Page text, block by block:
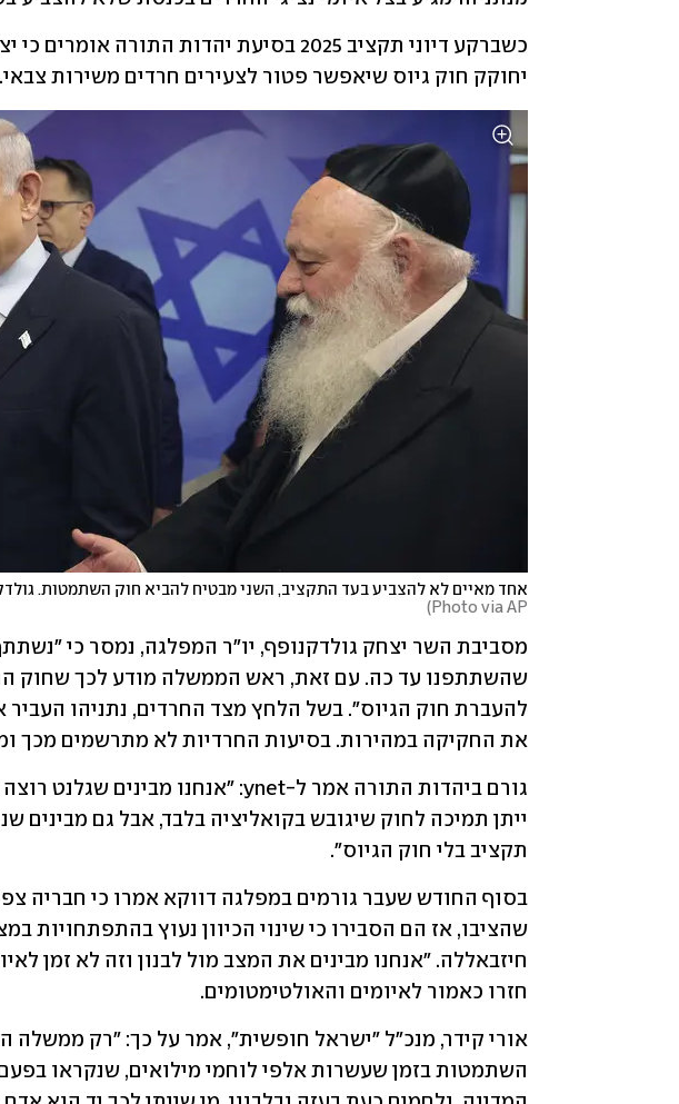
יחוקק חוק גיוס שיאפשר פטור לצעירים חרדים משירות צבאי.
אחד מאיים לא להצביע בעד התקציב, השני מבטיח להביא חוק השתמטות.
Photo via AP
)
את החקיקה במהירות. בסיעות החרדיות לא מתרשמים מכך
תקציב בלי חוק הגיוס".
חזרו כאמור לאיומים והאולטימטומים.